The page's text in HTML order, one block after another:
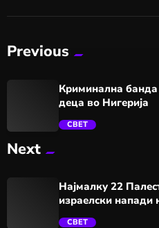
Previous
Криминална
деца во Нигерија
СВЕТ
Next
Најмалку 22
израелски напади
СВЕТ